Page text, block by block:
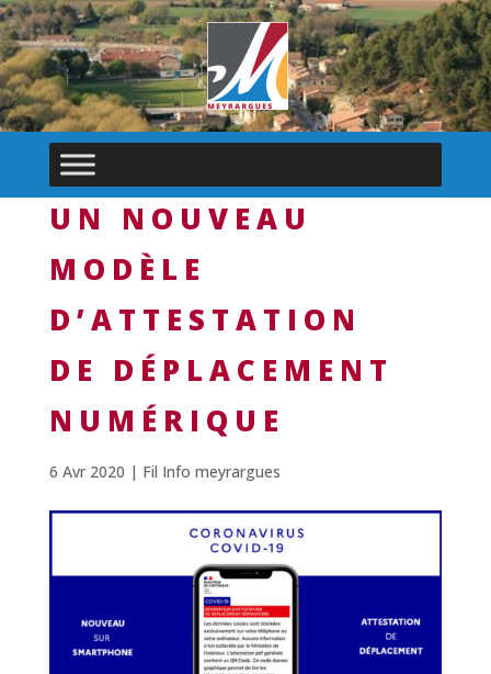
UN NOUVEAU
MODÈLE
D’ATTESTATION
DE DÉPLACEMENT
NUMÉRIQUE
6 Avr 2020 | Fil Info meyrargues